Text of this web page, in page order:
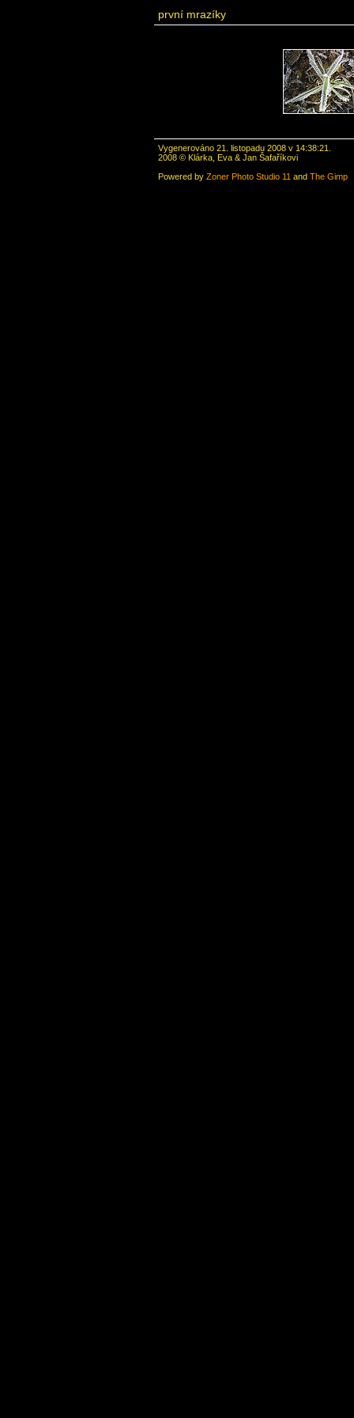
první mrazíky
Vygenerováno 21. listopadu 2008 v 14:38:21.
2008 © Klárka, Eva & Jan Šafaříkovi
Powered by Zoner Photo Studio 11 and The Gimp